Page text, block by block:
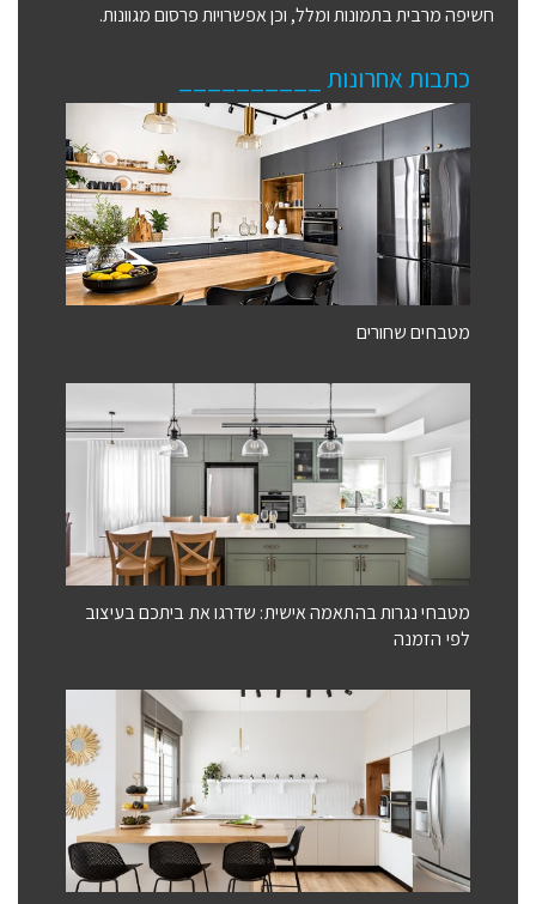
חשיפה מרבית בתמונות ומלל, וכן אפשרויות פרסום מגוונות.
כתבות אחרונות __________
מטבחים שחורים
מטבחי נגרות בהתאמה אישית: שדרגו את ביתכם בעיצוב
לפי הזמנה